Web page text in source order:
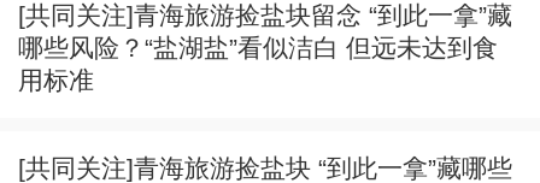
[共同关注]青海旅游捡盐块留念 “到此一拿”藏
哪些风险？“盐湖盐”看似洁白 但远未达到食
用标准
[共同关注]青海旅游捡盐块 “到此一拿”藏哪些